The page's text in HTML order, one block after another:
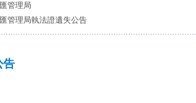
管理局
管理局執法證遺失公告
告